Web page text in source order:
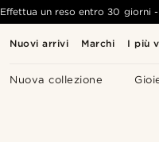
Nuovi arrivi Marchi I più
Nuova collezione
Effettua un reso entro 30 giorni